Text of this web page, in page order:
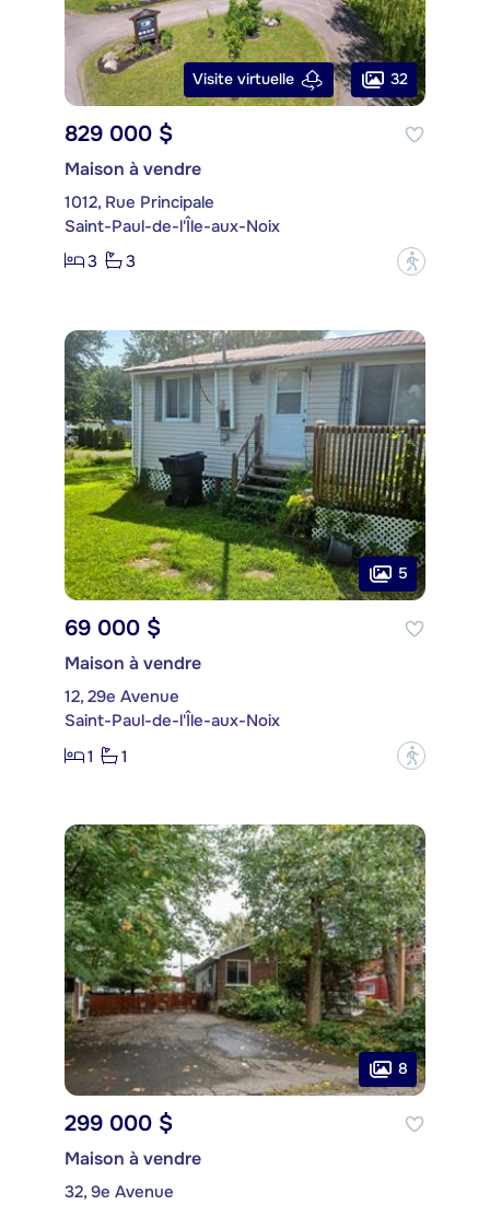
Visite virtuelle 32
829 000 $
Maison à vendre
1012, Rue Principale
Saint-Paul-de-l'Île-aux-Noix
3
3 ?
5
69 000 $
Maison à vendre
12, 29e Avenue
Saint-Paul-de-l'Île-aux-Noix
1
1 ?
8
299 000 $
Maison à vendre
32, 9e Avenue